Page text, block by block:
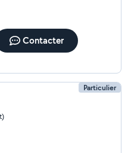
Contacter
Particulier